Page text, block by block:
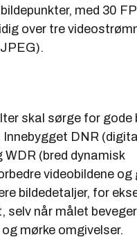
med 30
over tre
skal sørge for gode
DNR (digital
(bred dynamisk
videobildene og
bildedetaljer, for
selv når målet
mørke omgivelser.